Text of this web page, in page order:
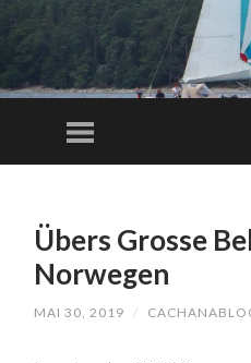
Menu
CONTENTÜbers Grosse
Norwegen
MAI 30, 2019 /